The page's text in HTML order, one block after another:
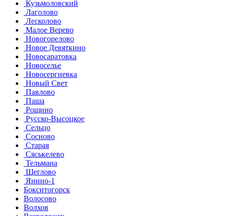
Кузьмоловский
Лаголово
Лесколово
Малое Верево
Новогорелово
Новое Девяткино
Новосаратовка
Новоселье
Новосергиевка
Новый Свет
Павлово
Паша
Рощино
Русско-Высоцкое
Сельцо
Сосново
Старая
Сяськелево
Тельмана
Щеглово
Янино-1
Бокситогорск
Волосово
Волхов